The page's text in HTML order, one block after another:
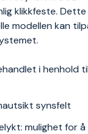
klikkfeste.
modellen kan
i henhold
synsfelt
mulighet for